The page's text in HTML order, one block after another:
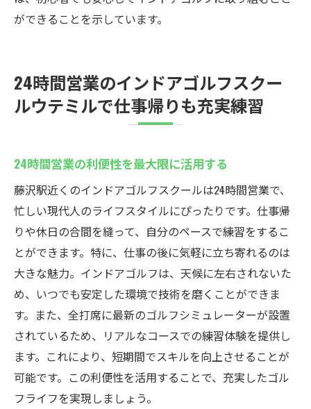
ができることを示しています。
24時間営業のインドアゴルフスクー
ルウテミルで仕事帰りも充実練習
24時間営業の利便性を最大限に活用する
藤沢駅近くのインドアゴルフスクールは24時間営業で、
忙しい現代人のライフスタイルにぴったりです。仕事帰
りや休日の合間を縫って、自分のペースで練習をするこ
とができます。特に、仕事の後に気軽に立ち寄れるのは
大きな魅力。インドアゴルフは、天候に左右されないた
め、いつでも安定した環境で技術を磨くことができま
す。また、全打席に最新のゴルフシミュレーターが設置
されているため、リアルなコースでの練習体験を提供し
ます。これにより、短期間でスキルを向上させることが
可能です。この利便性を活用することで、充実したゴル
フライフを実現しましょう。